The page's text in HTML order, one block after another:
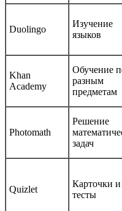
Duolingo
Изучение
языков
Khan
Academy
Обучение
разным
предметам
Photomath
Решение
задач
Quizlet
Карточки и
тесты